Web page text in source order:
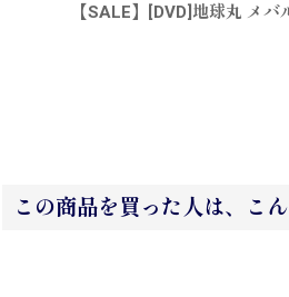
【SALE】[DVD]地球丸 メバ
この商品を買った人は、こ